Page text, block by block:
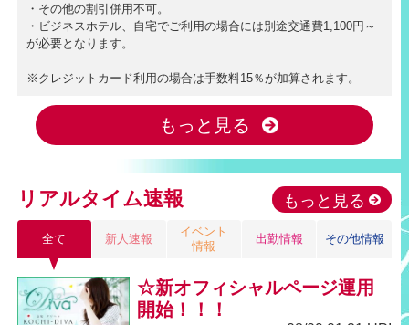
・その他の割引併用不可。
・ビジネスホテル、自宅でご利用の場合には別途交通費1,100円～
が必要となります。
※クレジットカード利用の場合は手数料15％が加算されます。
もっと見る
リアルタイム速報 もっと見る
全て 新人速報
イベント
情報
出勤情報 その他情報
☆新オフィシャルページ運用
開始！！！